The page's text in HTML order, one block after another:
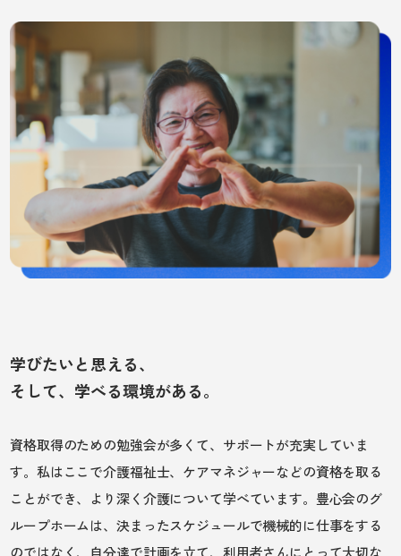
学びたいと思える、
そして、学べる環境がある。
資格取得のための勉強会が多くて、サポートが充実していま
す。私はここで介護福祉士、 ケアマネジャーなどの資格を取る
ことができ、より深く介護について学べています。豊心会のグ
ループホームは、決まったスケジュールで機械的に仕事をする